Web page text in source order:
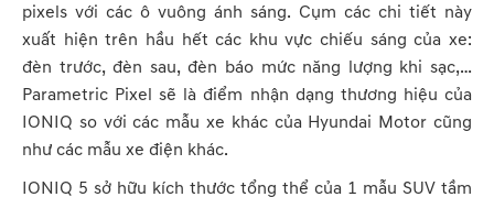
pixels với các ô vuông ánh sáng. Cụm các chi tiết này
xuất hiện trên hầu hết các khu vực chiếu sáng của xe:
đèn trước, đèn sau, đèn báo mức năng lượng khi sạc,…
Parametric Pixel sẽ là điểm nhận dạng thương hiệu của
IONIQ so với các mẫu xe khác của Hyundai Motor cũng
như các mẫu xe điện khác.
IONIQ 5 sở hữu kích thước tổng thể của 1 mẫu SUV tầm